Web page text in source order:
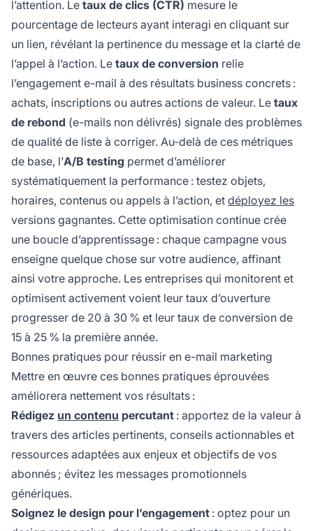
l’attention. Le taux de clics (CTR) mesure le
pourcentage de lecteurs ayant interagi en cliquant sur
un lien, révélant la pertinence du message et la clarté de
l’appel à l’action. Le taux de conversion relie
l’engagement e-mail à des résultats business concrets :
achats, inscriptions ou autres actions de valeur. Le taux
de rebond (e-mails non délivrés) signale des problèmes
de qualité de liste à corriger. Au-delà de ces métriques
de base, l’A/B testing permet d’améliorer
systématiquement la performance : testez objets,
horaires, contenus ou appels à l’action, et déployez les
versions gagnantes. Cette optimisation continue crée
une boucle d’apprentissage : chaque campagne vous
enseigne quelque chose sur votre audience, affinant
ainsi votre approche. Les entreprises qui monitorent et
optimisent activement voient leur taux d’ouverture
progresser de 20 à 30 % et leur taux de conversion de
15 à 25 % la première année.
Bonnes pratiques pour réussir en e-mail marketing
Mettre en œuvre ces bonnes pratiques éprouvées
améliorera nettement vos résultats :
Rédigez un contenu percutant : apportez de la valeur à
travers des articles pertinents, conseils actionnables et
ressources adaptées aux enjeux et objectifs de vos
abonnés ; évitez les messages promotionnels
génériques.
Soignez le design pour l’engagement : optez pour un